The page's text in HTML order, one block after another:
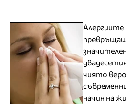
Алергиите
превръщащ
чиято
начин на